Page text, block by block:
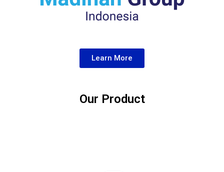
Learn More
Our Product